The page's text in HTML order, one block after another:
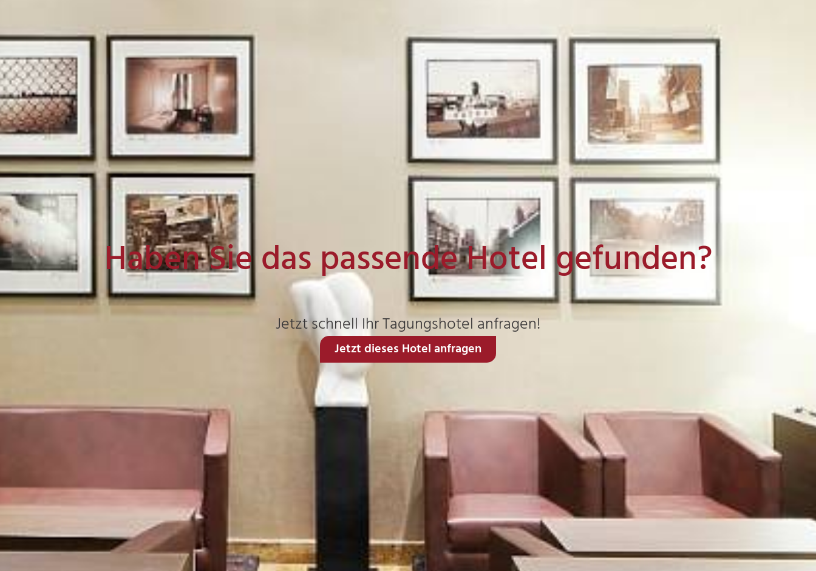
Haben Sie das passende Hotel gefunden?
Jetzt schnell Ihr Tagungshotel anfragen!
Jetzt dieses Hotel anfragen